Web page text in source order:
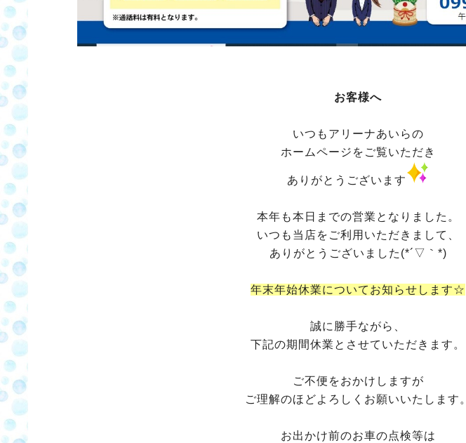
お客様へ
いつもアリーナあいらの
ホームページをご覧いただき
ありがとうございます
本年も本日までの営業となりました。
いつも当店をご利用いただきまして、
ありがとうございました(*´▽｀*)
年末年始休業についてお知らせします☆
誠に勝手ながら、
下記の期間休業とさせていただきます。
ご不便をおかけしますが
ご理解のほどよろしくお願いいたします。
お出かけ前のお車の点検等は